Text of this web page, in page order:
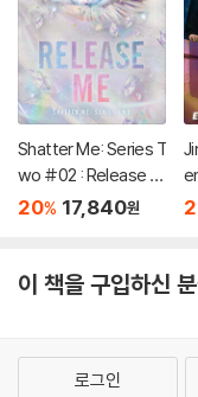
Shatter Me: Series T
wo #02 : Release M
e
20% 17,840원
이 책을 구입하신
로그인